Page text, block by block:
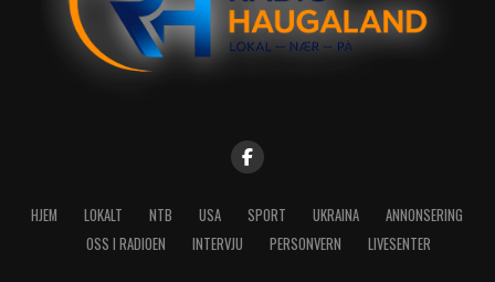
HJEM LOKALT NTB USA SPORT UKRAINA
ANNONSERING
OSS I RADIOEN
INTERVJU PERSONVERN LIVESENTER